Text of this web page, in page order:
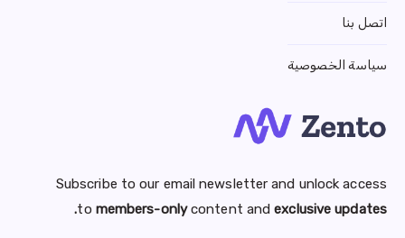
اتصل بنا
سياسة الخصوصية
Subscribe to our email newsletter and unlock access
to members-onlycontent andexclusive updates.